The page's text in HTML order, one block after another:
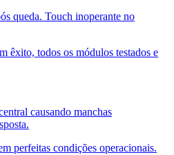
queda. Touch inoperante no
êxito, todos os módulos testados e
causando manchas
perfeitas condições operacionais.